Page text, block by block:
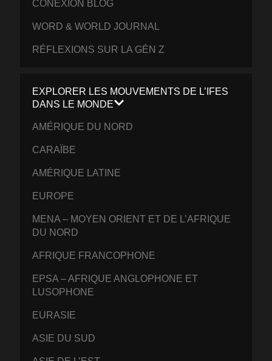
CONEXIÓN BLOG
WORD & WORLD JOURNAL
RÉFLEXIONS SUR LA GÉN Z
EXPLORER LES MOUVEMENTS DE L’IFES
DANS LE MONDE
AMÉRIQUE DU NORD
CARAÏBE
AMÉRIQUE LATINE
EUROPE
MENA – MOYEN ORIENT ET DE L’AFRIQUE
DU NORD
AFRIQUE FRANCOPHONE
EPSA – AFRIQUE ANGLOPHONE ET
LUSOPHONE
EURASIE
ASIE DU SUD